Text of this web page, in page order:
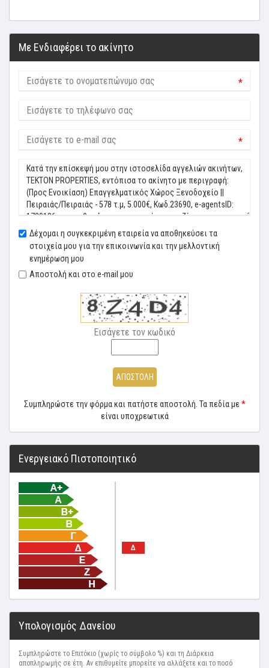
Με Ενδιαφέρει το ακίνητο
*
*
Δέχομαι η συγκεκριμένη εταιρεία να αποθηκεύσει τα
στοιχεία μου για την επικοινωνία και την μελλοντική
ενημέρωση μου
Αποστολή και στο e-mail μου
Εισάγετε τον κωδικό
ΑΠΟΣΤΟΛΗ
Συμπληρώστε την φόρμα και πατήστε αποστολή. Τα πεδία με *
είναι υποχρεωτικά
Ενεργειακό Πιστοποιητικό
Δ
Υπολογισμός Δανείου
Συμπληρώστε το Επιτόκιο (χωρίς το σύμβολο %) και τη Διάρκεια
αποπληρωμής σε έτη. Αν επιθυμείτε μπορείτε να αλλάξετε και το ποσό